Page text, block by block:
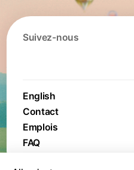
Suivez-nous
English
Contact
Emplois
FAQ